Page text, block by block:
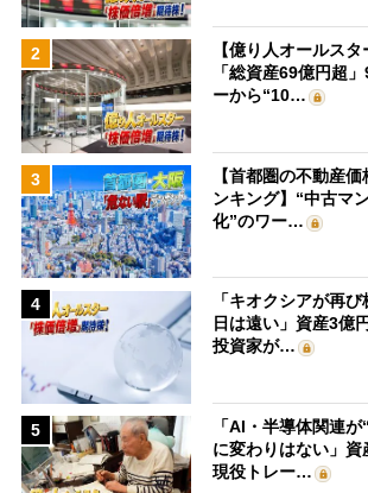
2
【億り人オールスタ
「総資産69億円超
ーから“10…
3
【首都圏の不動産
ンキング】“中古マ
化”のワー…
4
「キオクシアが再
日は遠い」資産3億
投資家が…
5
「AI・半導体関連
に変わりはない」
現役トレー…